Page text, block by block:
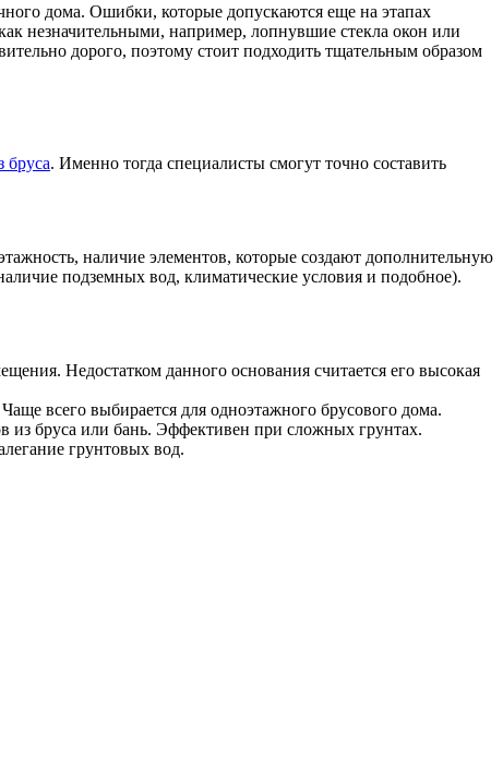
дома. Ошибки, которые допускаются еще на этапах
незначительными, например, лопнувшие стекла окон или
дорого, поэтому стоит подходить тщательным образом
бруса. Именно тогда специалисты смогут точно составить
наличие элементов, которые создают дополнительную
подземных вод, климатические условия и подобное).
Недостатком данного основания считается его высокая
всего выбирается для одноэтажного брусового дома.
из бруса или бань. Эффективен при сложных грунтах.
грунтовых вод.